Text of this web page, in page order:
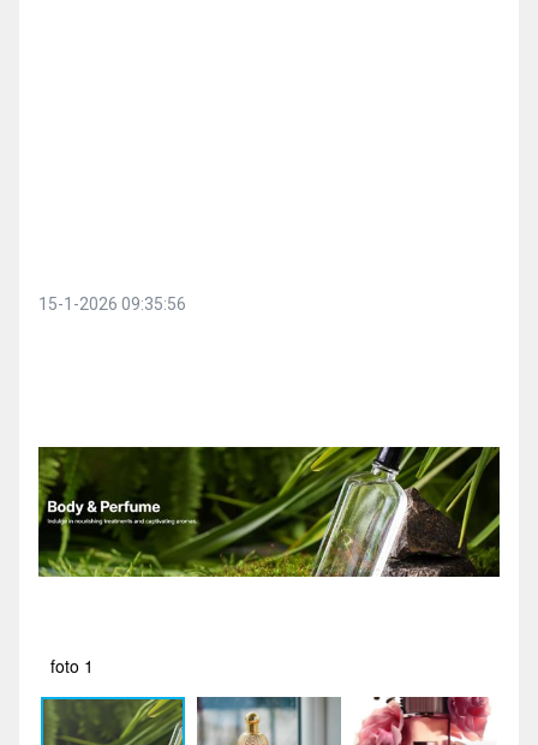
15-1-2026 09:35:56
foto 1